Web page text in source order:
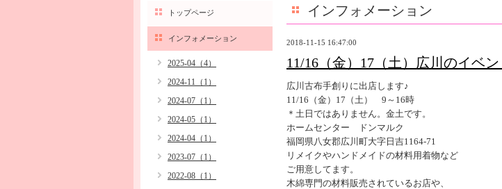
インフォメーション
2018-11-15 16:47:00
11/16（金）17（土）広川のイベ
広川古布手創りに出店します♪
11/16（金）17（土） 9～16時
＊土日ではありません。金土です。
ホームセンター ドンマルク
福岡県八女郡広川町大字日吉1164-71
リメイクやハンドメイドの材料用着物など
ご用意してます。
木綿専門の材料販売されているお店や、
トップページ
インフォメーション
2025-04（4）
2024-11（1）
2024-07（1）
2024-05（1）
2024-04（1）
2023-07（1）
2022-08（1）